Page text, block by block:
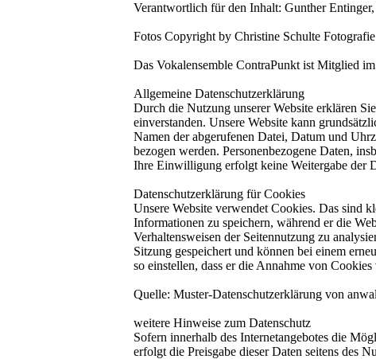
Verantwortlich für den Inhalt: Gunther
Fotos Copyright by Christine Schulte Fotografie
Das Vokalensemble ContraPunkt ist Mitglied
Allgemeine Datenschutzerklärung
Durch die Nutzung unserer Website erklären
einverstanden. Unsere Website kann
Namen der abgerufenen Datei, Datum und
bezogen werden. Personenbezogene Daten,
Ihre Einwilligung erfolgt keine Weitergabe der
Datenschutzerklärung für Cookies
Unsere Website verwendet Cookies. Das sind
Informationen zu speichern, während er die
Verhaltensweisen der Seitennutzung zu
Sitzung gespeichert und können bei einem
so einstellen, dass er die Annahme von
Quelle: Muster-Datenschutzerklärung von
weitere Hinweise zum Datenschutz
Sofern innerhalb des Internetangebotes die
erfolgt die Preisgabe dieser Daten seitens des